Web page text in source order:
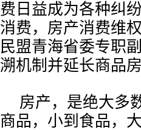
费日益成为各种纠
消费，房产消费维
民盟青海省委专职
溯机制并延长商品房
房产，是绝大多
商品，小到食品，